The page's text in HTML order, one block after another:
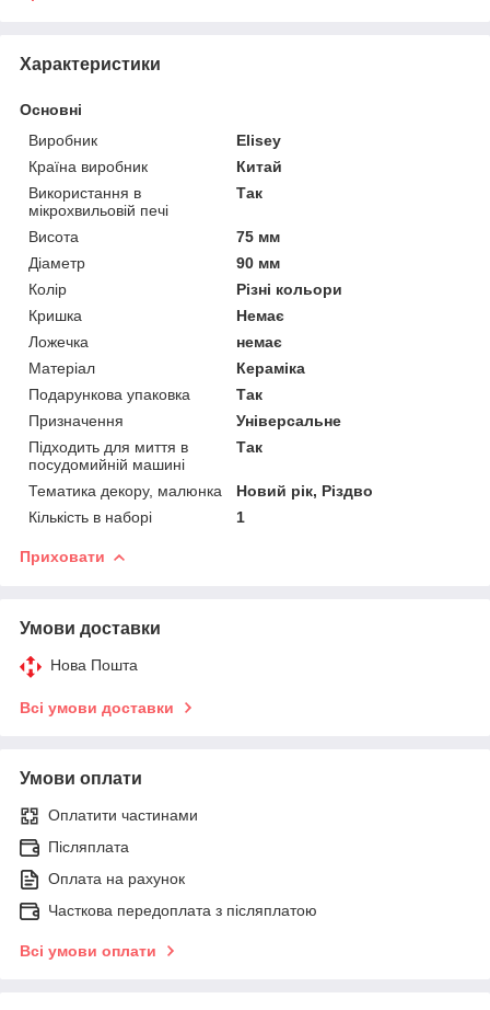
Характеристики
Основні
Виробник
Elisey
Країна виробник
Китай
Використання в
мікрохвильовій печі
Так
Висота
75 мм
Діаметр
90 мм
Колір
Різні кольори
Кришка
Немає
Ложечка
немає
Матеріал
Кераміка
Подарункова упаковка
Так
Призначення
Універсальне
Підходить для миття в
посудомийній машині
Так
Тематика декору, малюнка
Новий рік, Різдво
Кількість в наборі
1
Приховати
Умови доставки
Нова Пошта
Всі умови доставки
Умови оплати
Оплатити частинами
Післяплата
Оплата на рахунок
Часткова передоплата з післяплатою
Всі умови оплати